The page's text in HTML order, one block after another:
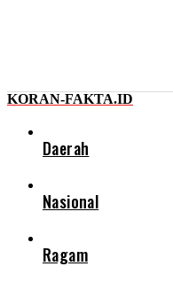
KORAN-FAKTA.ID
Daerah
Nasional
Ragam